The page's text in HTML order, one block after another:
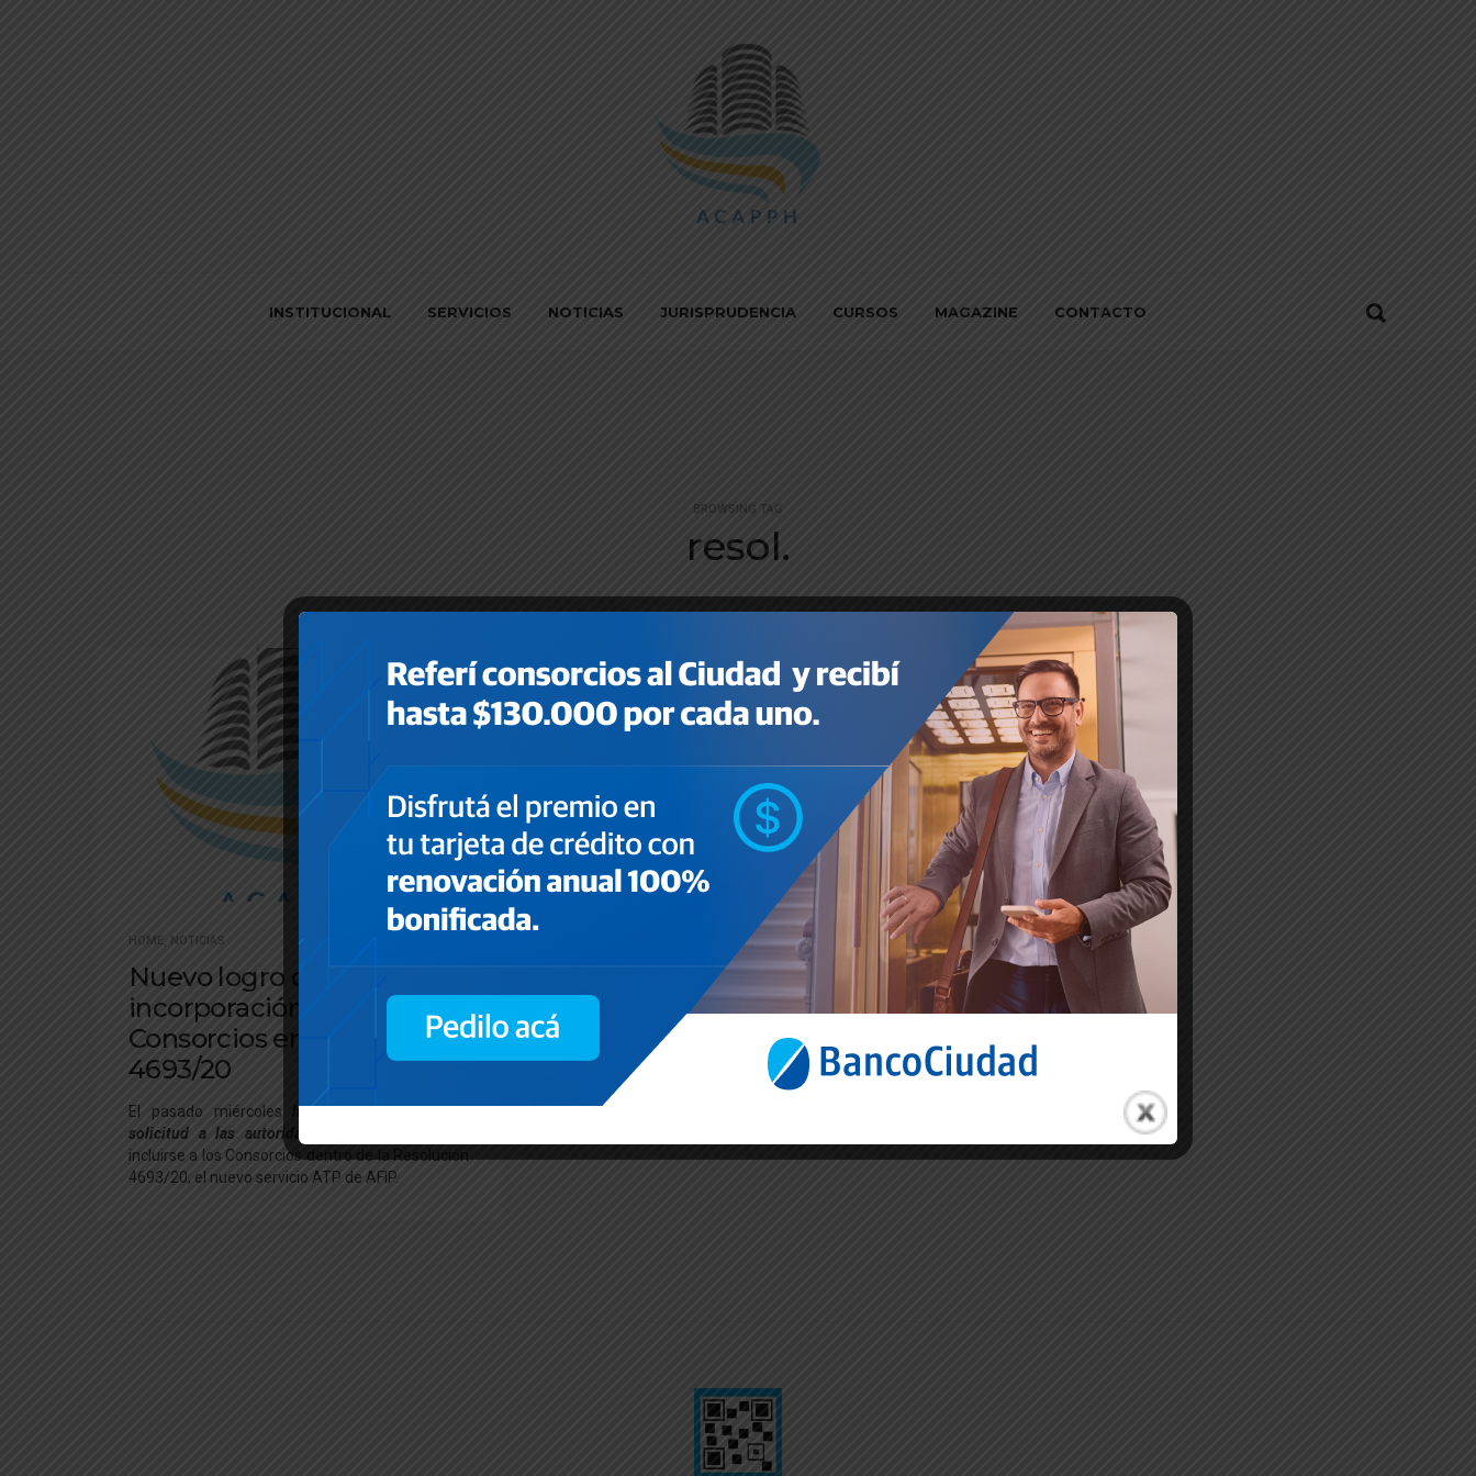
INSTITUCIONAL SERVICIOS NOTICIAS JURISPRUDENCIA CURSOS MAGAZINE CONTACTO
BROWSING TAG
resol.
HOME NOTICIAS
Nuevo logro de ACAPPH:
incorporación de los
Consorcios en la Resol.
4693/20
El pasado miércoles habíamosrealizado una
solicitud a las autoridades
incluirse a los Consorcios dentro de la Resolución
4693/20, el nuevo servicio ATP de AFIP.